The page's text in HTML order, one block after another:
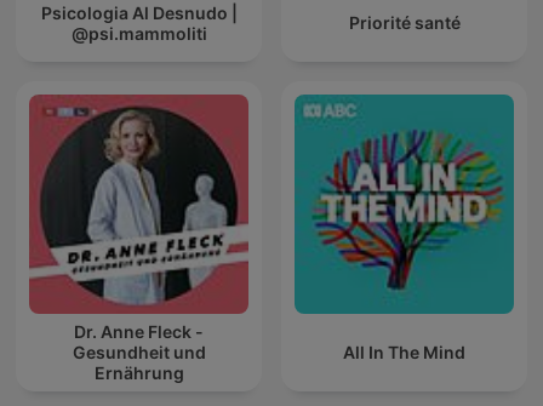
Psicologia Al Desnudo |
@psi.mammoliti
Priorité santé
Dr. Anne Fleck -
Gesundheit und
Ernährung
All In The Mind